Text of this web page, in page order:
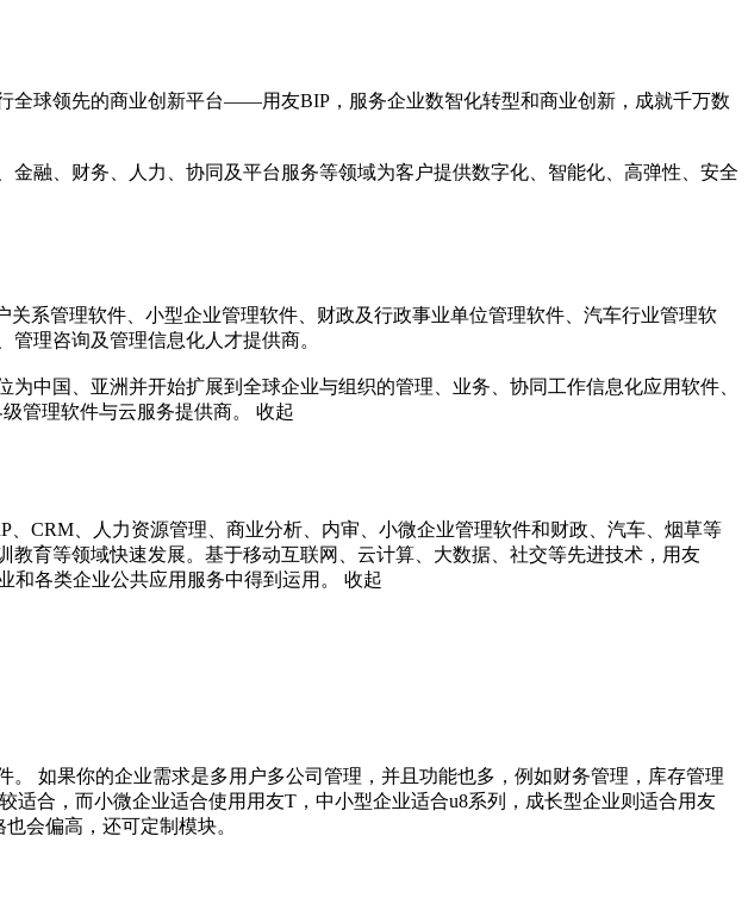
全球领先的商业创新平台——用友BIP，服务企业数智化转型和商业创新，成就千万数
融、财务、人力、协同及平台服务等领域为客户提供数字化、智能化、高弹性、安全
系管理软件、小型企业管理软件、财政及行政事业单位管理软件、汽车行业管理软
理咨询及管理信息化人才提供商。
中国、亚洲并开始扩展到全球企业与组织的管理、业务、协同工作信息化应用软件、
管理软件与云服务提供商。
收起
CRM、人力资源管理、商业分析、内审、小微企业管理软件和财政、汽车、烟草等
育等领域快速发展。基于移动互联网、云计算、大数据、社交等先进技术，用友
各类企业公共应用服务中得到运用。
收起
如果你的企业需求是多用户多公司管理，并且功能也多，例如财务管理，库存管理
适合，而小微企业适合使用用友T，中小型企业适合u8系列，成长型企业则适合用友
会偏高，还可定制模块。